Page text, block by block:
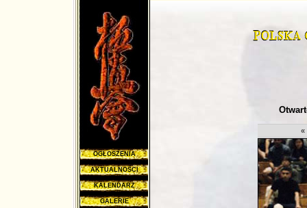
OGŁOSZENIA
AKTUALNOŚCI
KALENDARZ
GALERIE
«